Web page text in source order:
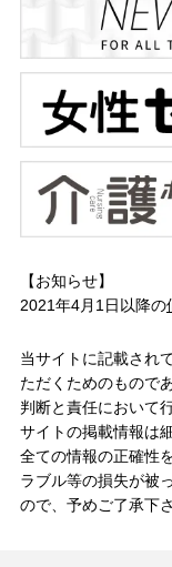
【お知らせ】
2021年4月1日以降の
当サイトに記載され
ただくためのもので
判断と責任において
サイトの掲載情報は
全ての情報の正確性
ラブル等の損失が被
ので、予めご了承下さ